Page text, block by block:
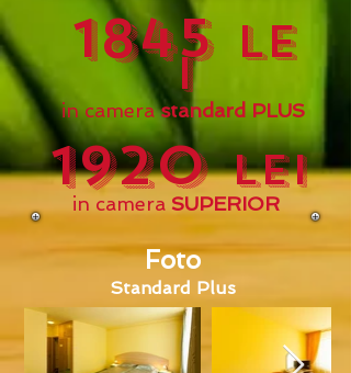
1845 LE
I
in camerastandard PLUS
1920LEI
in camera SUPERIOR
Foto
Standard Plus